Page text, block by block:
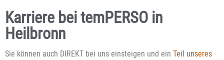
Karriere bei temPERSO in
Heilbronn
Sie können auch DIREKT bei uns einsteigen und ein Teil unseres